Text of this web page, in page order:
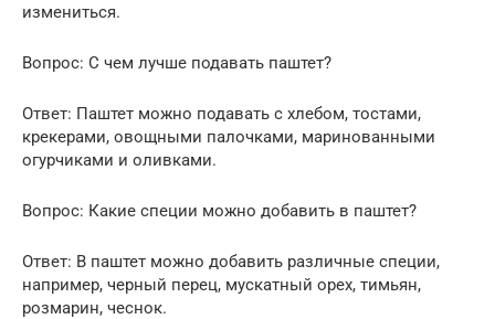
измениться.
Вопрос: С чем лучше подавать паштет?
Ответ: Паштет можно подавать с хлебом, тостами,
крекерами, овощными палочками, маринованными
огурчиками и оливками.
Вопрос: Какие специи можно добавить в паштет?
Ответ: В паштет можно добавить различные специи,
например, черный перец, мускатный орех, тимьян,
розмарин, чеснок.